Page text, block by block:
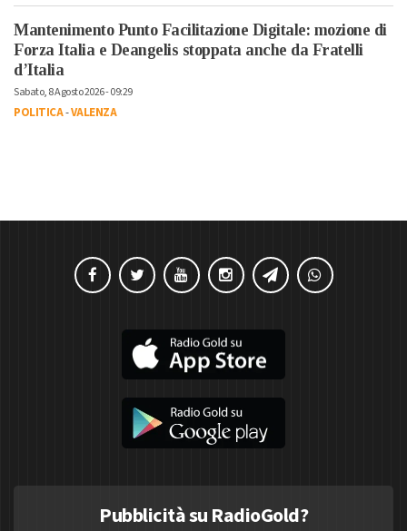
Mantenimento Punto Facilitazione Digitale: mozione di
Forza Italia e Deangelis stoppata anche da Fratelli
d’Italia
Sabato, 8 Agosto 2026 - 09:29
POLITICA-VALENZA
Pubblicità su RadioGold?